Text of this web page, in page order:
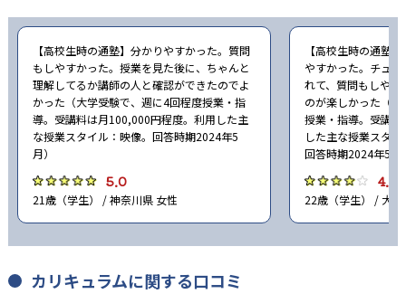
【高校生時の通塾】分かりやすかった。質問
もしやすかった。授業を見た後に、ちゃんと
理解してるか講師の人と確認ができたのでよ
かった（大学受験で、週に4回程度授業・指
導。受講料は月100,000円程度。利用した主
な授業スタイル：映像。回答時期2024年5
月）
5.0
21歳（学生） / 神奈川県 女性
【高校生時の通塾
やすかった。チュ
れて、質問もしや
のが楽しかった（
授業・指導。受講
した主な授業スタ
回答時期2024年5月
4.0
22歳（学生） / 大阪
カリキュラムに関する口コミ